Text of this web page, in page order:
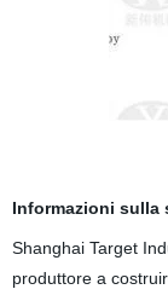
Informazioni sulla
Shanghai Target
produttore a